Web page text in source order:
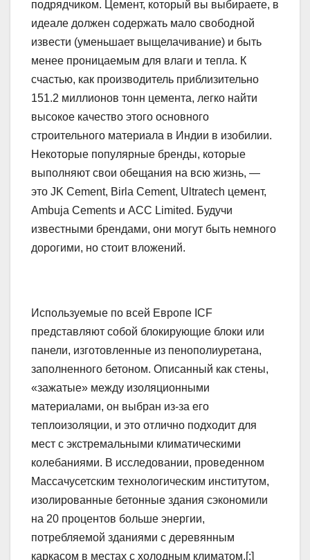
подрядчиком. Цемент, который вы выбираете, в
идеале должен содержать мало свободной
извести (уменьшает выщелачивание) и быть
менее проницаемым для влаги и тепла. К
счастью, как производитель приблизительно
151.2 миллионов тонн цемента, легко найти
высокое качество этого основного
строительного материала в Индии в изобилии.
Некоторые популярные бренды, которые
выполняют свои обещания на всю жизнь, —
это JK Cement, Birla Cement, Ultratech цемент,
Ambuja Cements и ACC Limited. Будучи
известными брендами, они могут быть немного
дорогими, но стоит вложений.
Используемые по всей Европе ICF
представляют собой блокирующие блоки или
панели, изготовленные из пенополиуретана,
заполненного бетоном. Описанный как стены,
«зажатые» между изоляционными
материалами, он выбран из-за его
теплоизоляции, и это отлично подходит для
мест с экстремальными климатическими
колебаниями. В исследовании, проведенном
Массачусетским технологическим институтом,
изолированные бетонные здания сэкономили
на 20 процентов больше энергии,
потребляемой зданиями с деревянным
каркасом в местах с холодным климатом.[:]